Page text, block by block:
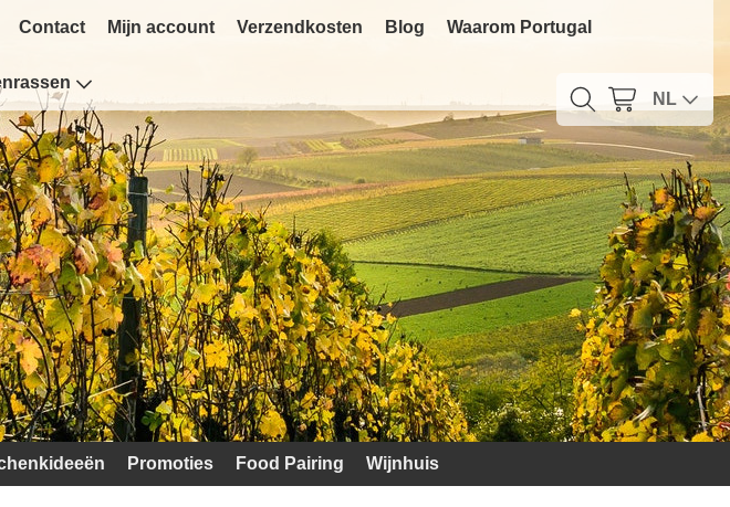
Contact Mijn account Verzendkosten Blog Waarom Portugal
NL
Promoties Food Pairing Wijnhuis